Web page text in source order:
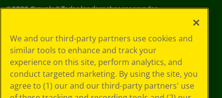
©2026Crayola® Todos los derechos reservados.
de privacidad
Política de
privacidad
Términos de SMS
GDPR
Aviso de
We and our third-party partners use cookies and
similar tools to enhance and track your
experience on this site, perform analytics, and
conduct targeted marketing. By using the site, you
agree to (1) our and our third-party partners' use